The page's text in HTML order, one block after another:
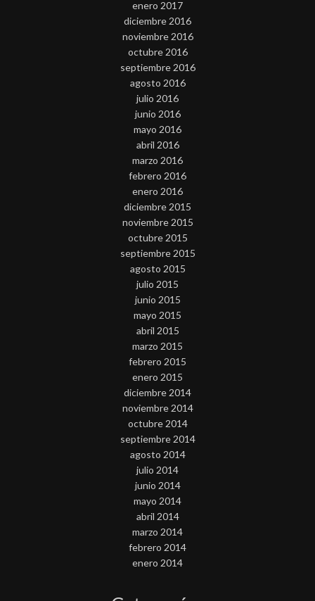
enero 2017
diciembre 2016
noviembre 2016
octubre 2016
septiembre 2016
agosto 2016
julio 2016
junio 2016
mayo 2016
abril 2016
marzo 2016
febrero 2016
enero 2016
diciembre 2015
noviembre 2015
octubre 2015
septiembre 2015
agosto 2015
julio 2015
junio 2015
mayo 2015
abril 2015
marzo 2015
febrero 2015
enero 2015
diciembre 2014
noviembre 2014
octubre 2014
septiembre 2014
agosto 2014
julio 2014
junio 2014
mayo 2014
abril 2014
marzo 2014
febrero 2014
enero 2014